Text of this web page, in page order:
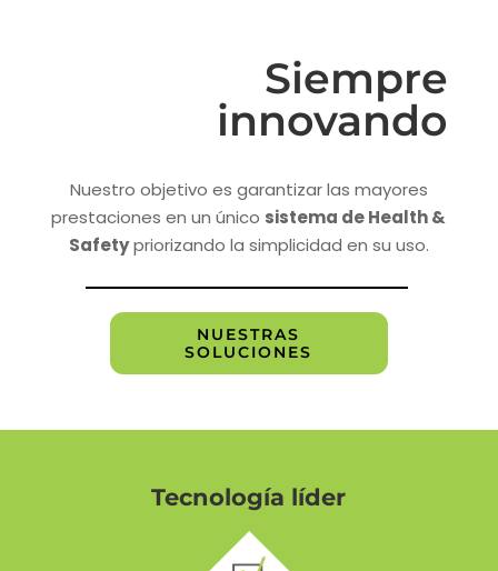
Siempre
innovando
Nuestro objetivo es garantizar las mayores
prestaciones en un único sistema de Health &
Safetypriorizando la simplicidad en su uso.
NUESTRAS
SOLUCIONES
Tecnología líder